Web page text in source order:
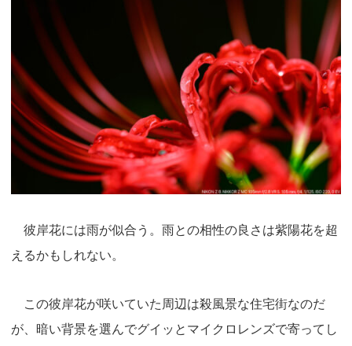
彼岸花には雨が似合う。雨との相性の良さは紫陽花を超
えるかもしれない。
この彼岸花が咲いていた周辺は殺風景な住宅街なのだ
が、暗い背景を選んでグイッとマイクロレンズで寄ってし